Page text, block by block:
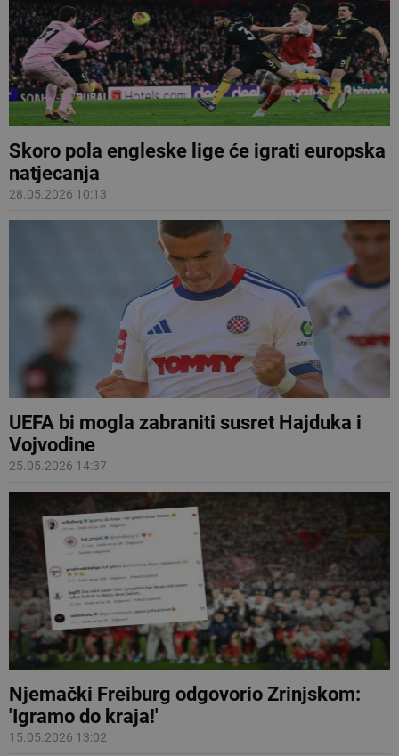
Skoro pola engleske lige će igrati europska
natjecanja
28.05.2026 10:13
UEFA bi mogla zabraniti susret Hajduka i
Vojvodine
25.05.2026 14:37
Njemački Freiburg odgovorio Zrinjskom:
'Igramo do kraja!'
15.05.2026 13:02